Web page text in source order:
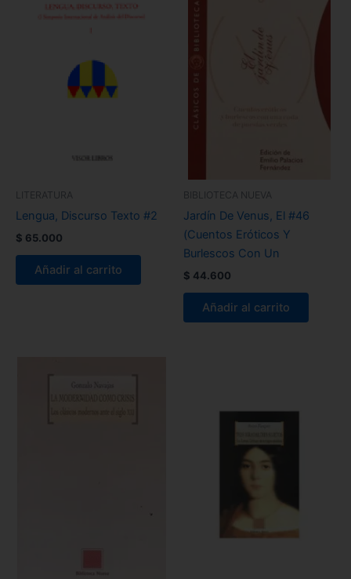
LITERATURA
Lengua, Discurso Texto #2
$ 65.000
Añadir al carrito
BIBLIOTECA NUEVA
Jardín De Venus, El #46
(Cuentos Eróticos Y
Burlescos Con Un
$ 44.600
Añadir al carrito